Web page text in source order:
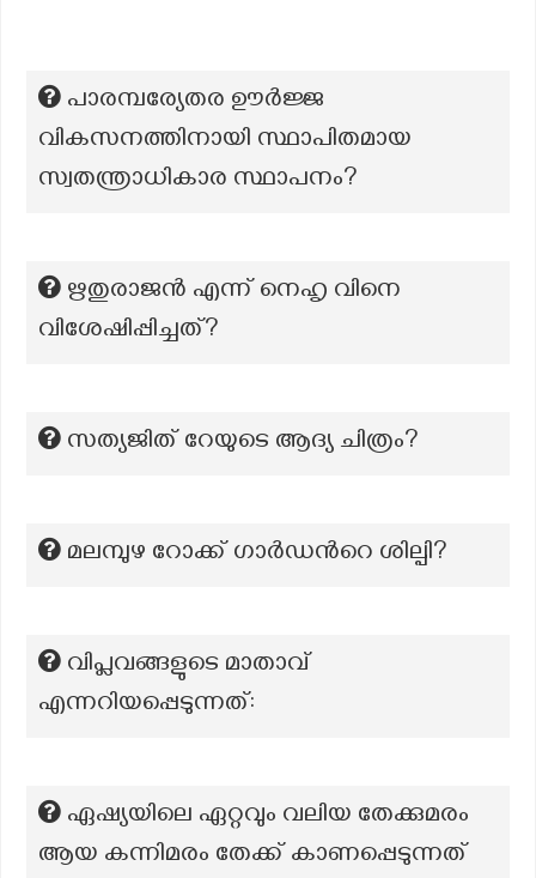
പാരമ്പര്യേതര ഊർജ്ജ
വികസനത്തിനായി സ്ഥാപിതമായ
സ്വതന്ത്രാധികാര സ്ഥാപനം?
ഋതുരാജൻ എന്ന് നെഹൃ വിനെ
വിശേഷിപ്പിച്ചത്?
സത്യജിത് റേയുടെ ആദ്യ ചിത്രം?
മലമ്പുഴ റോക്ക് ഗാർഡന്‍റെ ശില്പി?
വിപ്ലവങ്ങളുടെ മാതാവ്
എന്നറിയപ്പെടുന്നത്:
ഏഷ്യയിലെ ഏറ്റവും വലിയ തേക്കുമരം
ആയ കന്നിമരം തേക്ക് കാണപ്പെടുന്നത്